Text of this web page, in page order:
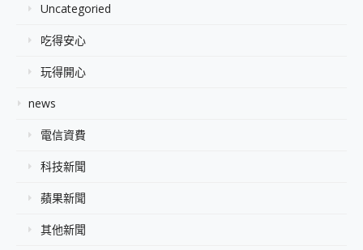
Uncategoried
吃得安心
玩得開心
news
電信資費
科技新聞
蘋果新聞
其他新聞